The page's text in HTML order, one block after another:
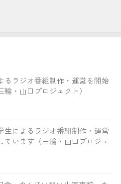
るラジオ番組制作・運営を開始
輪・山口プロジェクト）
生によるラジオ番組制作・運営
ています（三輪・山口プロジェ